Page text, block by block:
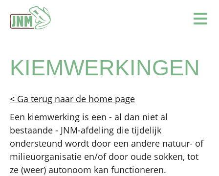
KIEMWERKINGEN
< Ga terug naar de home page
Een kiemwerking is een - al dan niet al
bestaande - JNM-afdeling die tijdelijk
ondersteund wordt door een andere natuur- of
milieuorganisatie en/of door oude sokken, tot
ze (weer) autonoom kan functioneren.